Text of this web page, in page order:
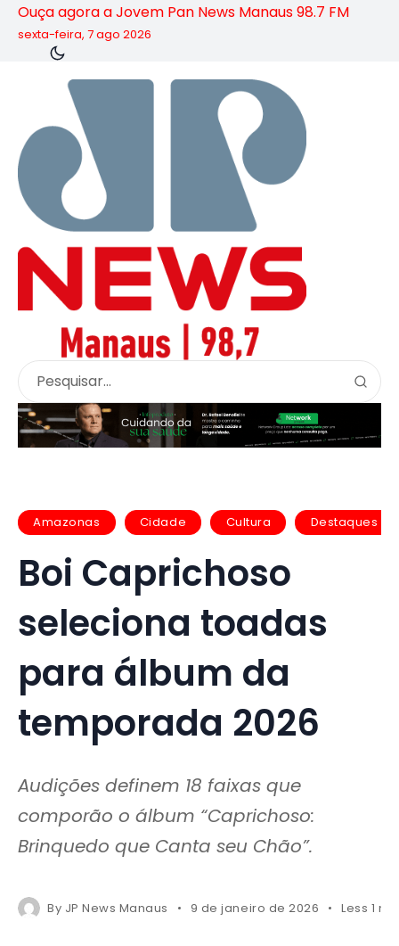
Ouça agora a Jovem Pan News Manaus 98.7 FM
sexta-feira, 7 ago 2026
Amazonas Cidade Cultura Destaques
Boi Caprichoso
seleciona toadas
para álbum da
temporada 2026
Audições definem 18 faixas que
comporão o álbum “Caprichoso:
Brinquedo que Canta seu Chão”.
By JP News Manaus 9 de janeiro de 2026 Less 1